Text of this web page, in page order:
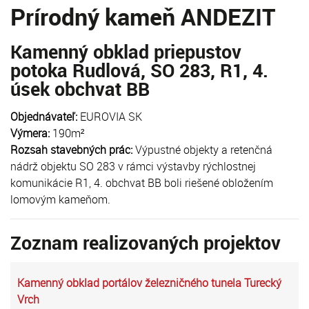
Prírodný kameň ANDEZIT
Kamenný obklad priepustov
potoka Rudlová, SO 283, R1, 4.
úsek obchvat BB
Objednávateľ: EUROVIA SK
Výmera: 190m²
Rozsah stavebných prác:Výpustné objekty a retenčná
nádrž objektu SO 283 v rámci výstavby rýchlostnej
komunikácie R1, 4. obchvat BB boli riešené obložením
lomovým kameňom.
Zoznam realizovaných projektov
Kamenný obklad portálov železničného tunela Turecký
Vrch